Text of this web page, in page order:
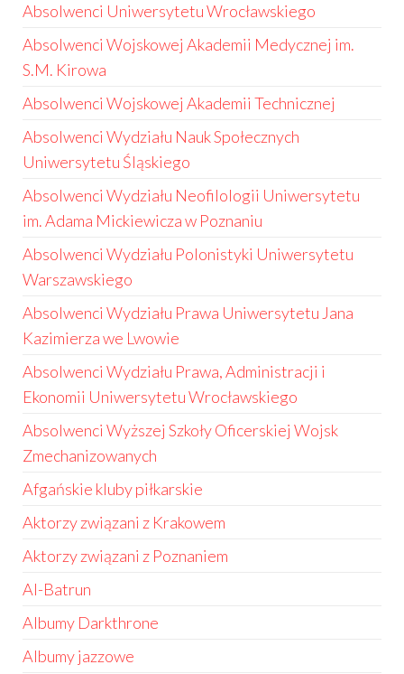
Absolwenci Uniwersytetu Wrocławskiego
Absolwenci Wojskowej Akademii Medycznej im.
S.M. Kirowa
Absolwenci Wojskowej Akademii Technicznej
Absolwenci Wydziału Nauk Społecznych
Uniwersytetu Śląskiego
Absolwenci Wydziału Neofilologii Uniwersytetu
im. Adama Mickiewicza w Poznaniu
Absolwenci Wydziału Polonistyki Uniwersytetu
Warszawskiego
Absolwenci Wydziału Prawa Uniwersytetu Jana
Kazimierza we Lwowie
Absolwenci Wydziału Prawa, Administracji i
Ekonomii Uniwersytetu Wrocławskiego
Absolwenci Wyższej Szkoły Oficerskiej Wojsk
Zmechanizowanych
Afgańskie kluby piłkarskie
Aktorzy związani z Krakowem
Aktorzy związani z Poznaniem
Al-Batrun
Albumy Darkthrone
Albumy jazzowe